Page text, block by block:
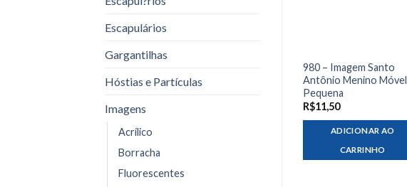
Escapulários
Gargantilhas
Hóstias e Partículas
Imagens
Acrílico
Borracha
Fluorescentes
980 – Imagem Santo
Antônio Menino Móvel
Pequena
R$11,50
ADICIONAR AO
CARRINHO